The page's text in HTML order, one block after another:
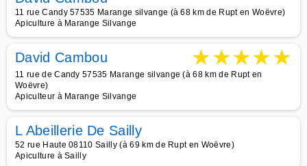
11 rue Candy 57535 Marange silvange (à 68 km de Rupt en Woëvre)
Apiculture à Marange Silvange
David Cambou ★★★★★
11 rue de Candy 57535 Marange silvange (à 68 km de Rupt en
Woëvre)
Apiculteur à Marange Silvange
L Abeillerie De Sailly
52 rue Haute 08110 Sailly (à 69 km de Rupt en Woëvre)
Apiculture à Sailly